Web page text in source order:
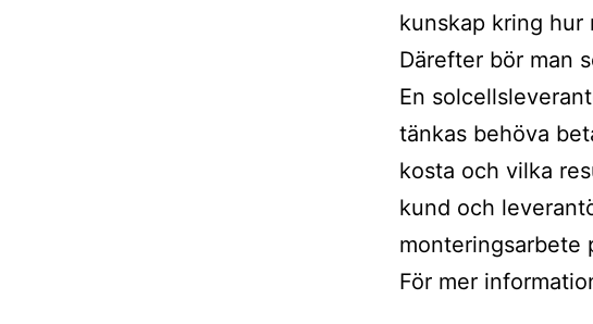
kunskap kring hur
Därefter bör man
En
tänkas behöva
kosta och vilka
kund och
monteringsarbete
För mer